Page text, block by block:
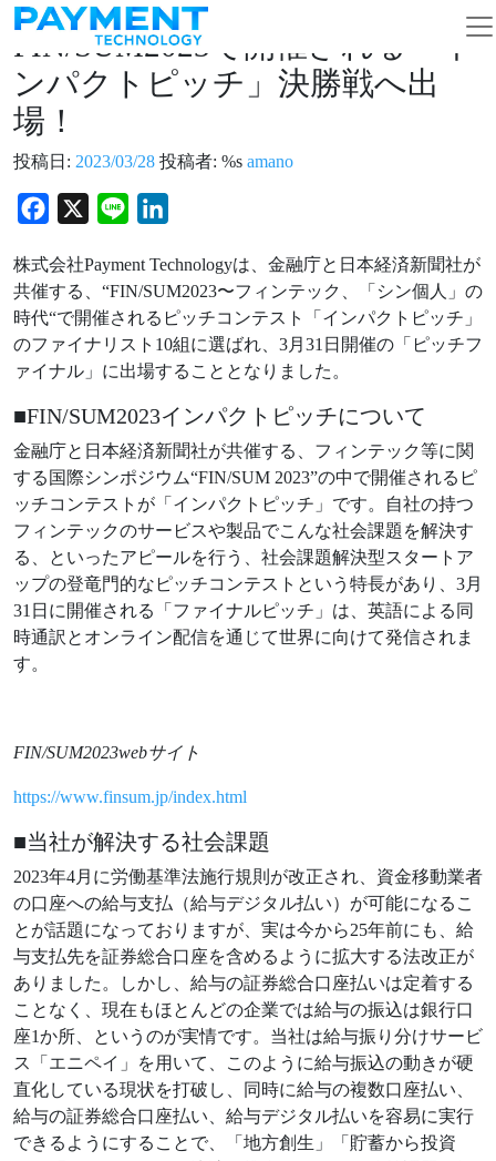
コンテンツへスキップ
メインナビゲーション
FIN/SUM2023で開催される「イ
ンパクトピッチ」決勝戦へ出
場！
投稿日: 2023/03/28 投稿者: %s amano
Facebook
X Line
株式会社Payment Technologyは、⾦融庁と⽇本経済新聞社が
共催する、“FIN/SUM2023〜フィンテック、「シン個⼈」の
時代“で開催されるピッチコンテスト「インパクトピッチ」
のファイナリスト10組に選ばれ、3⽉31⽇開催の「ピッチフ
ァイナル」に出場することとなりました。
■FIN/SUM2023インパクトピッチについて
⾦融庁と⽇本経済新聞社が共催する、フィンテック等に関
する国際シンポジウム“FIN/SUM 2023”の中で開催されるピ
ッチコンテストが「インパクトピッチ」です。⾃社の持つ
フィンテックのサービスや製品でこんな社会課題を解決す
る、といったアピールを⾏う、社会課題解決型スタートア
ップの登⻯⾨的なピッチコンテストという特⻑があり、3⽉
31⽇に開催される「ファイナルピッチ」は、英語による同
時通訳とオンライン配信を通じて世界に向けて発信されま
す。
FIN/SUM2023webサイト
https://www.finsum.jp/index.html
■当社が解決する社会課題
2023年4⽉に労働基準法施⾏規則が改正され、資⾦移動業者
の⼝座への給与⽀払（給与デジタル払い）が可能になるこ
とが話題になっておりますが、実は今から25年前にも、給
与⽀払先を証券総合⼝座を含めるように拡⼤する法改正が
ありました。しかし、給与の証券総合⼝座払いは定着する
ことなく、現在もほとんどの企業では給与の振込は銀⾏⼝
座1か所、というのが実情です。当社は給与振り分けサービ
ス「エニペイ」を⽤いて、このように給与振込の動きが硬
直化している現状を打破し、同時に給与の複数⼝座払い、
給与の証券総合⼝座払い、給与デジタル払いを容易に実⾏
できるようにすることで、「地⽅創⽣」「貯蓄から投資